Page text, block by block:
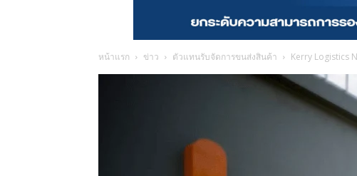
หน้าแรก ข่าว ตัวแทนรับจัดการขนส่งสินค้า Kerry Logistics